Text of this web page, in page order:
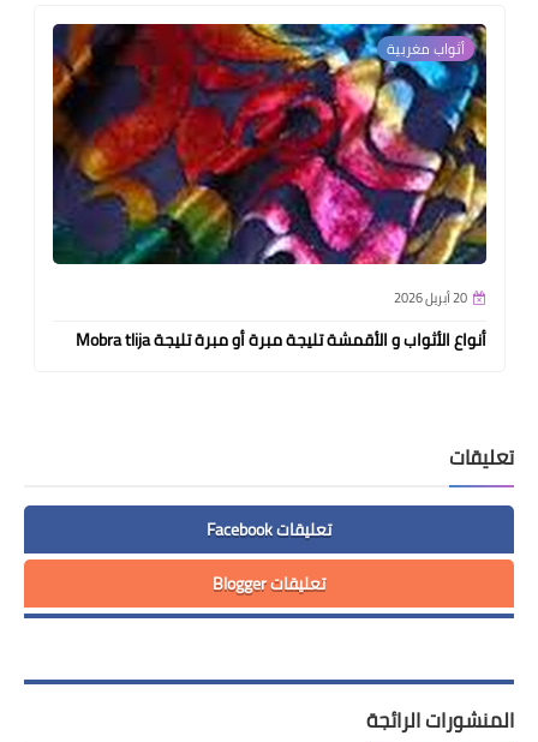
أثواب مغربية
20 أبريل 2026
أنواع الأثواب و الأقمشة تليجة مبرة أو مبرة تليجة Mobra tlija
تعليقات
تعليقات Facebook
تعليقات Blogger
المنشورات الرائجة